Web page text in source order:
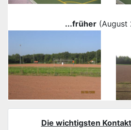
...früher (August
Die wichtigsten